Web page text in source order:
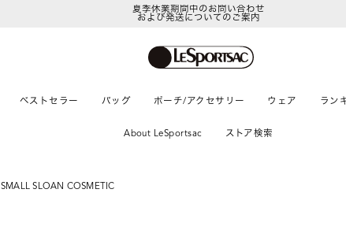
夏季休業期間中のお問い合わせ
および発送についてのご案内
ベストセラー バッグ ポーチ/アクセサリー ウェア ラン
About LeSportsac ストア検索
SMALL SLOAN COSMETIC